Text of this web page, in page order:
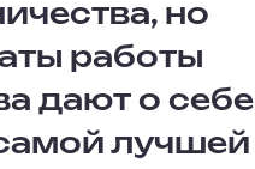
но
работы
дают о себе
лучшей